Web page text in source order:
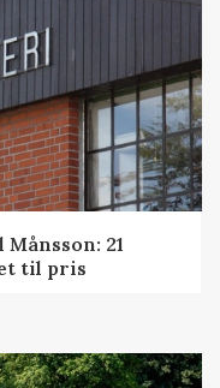
21
til pris